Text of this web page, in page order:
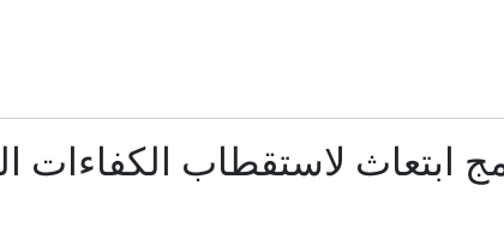
طالب يطلق النار داخل مدرسة في تايلاند.. مقتل معلم وإصابة 15 شخصًا
ابتعاث لاستقطاب